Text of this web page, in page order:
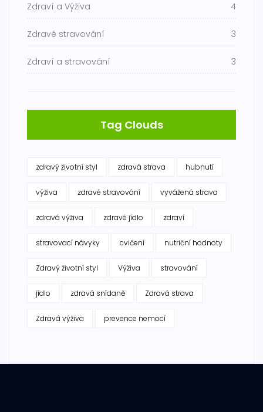
Zdraví a Výživa 4
Zdravé stravování 3
Zdraví a stravování 3
Tag Clouds
zdravý životní styl zdravá strava hubnutí
výživa zdravé stravování vyvážená strava
zdravá výživa zdravé jídlo zdraví
stravovací návyky cvičení nutriční hodnoty
Zdravý životní styl Výživa stravování
jídlo zdravá snídaně Zdravá strava
Zdravá výživa prevence nemocí